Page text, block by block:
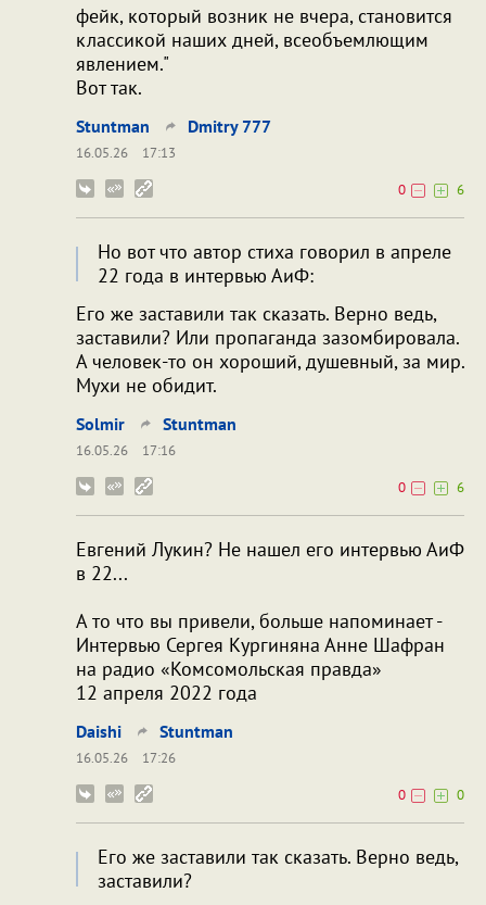
фейк, который возник не вчера, становится
классикой наших дней, всеобъемлющим
явлением."
Вот так.
Stuntman Dmitry 777
16.05.26
17:13
0
6
Но вот что автор стиха говорил в апреле
22 года в интервью АиФ:
Его же заставили так сказать. Верно ведь,
заставили? Или пропаганда зазомбировала.
А человек-то он хороший, душевный, за мир.
Мухи не обидит.
Solmir Stuntman
16.05.26
17:16
0
6
Евгений Лукин? Не нашел его интервью АиФ
в 22...
А то что вы привели, больше напоминает -
Интервью Сергея Кургиняна Анне Шафран
на радио «Комсомольская правда»
12 апреля 2022 года
Daishi Stuntman
16.05.26
17:26
0
0
Его же заставили так сказать. Верно ведь,
заставили?